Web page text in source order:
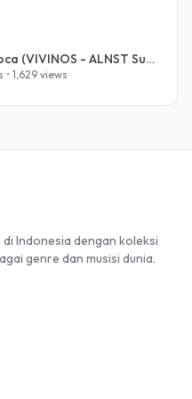
AKUGETSU - Mi Vida Loca (VIVINOS - ALNST Sub : Till Part.1)
1,629 views
Indonesia dengan koleksi
genre dan musisi dunia.